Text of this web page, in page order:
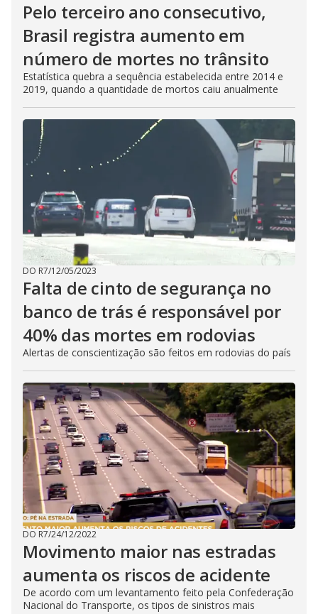
Pelo terceiro ano consecutivo,
Brasil registra aumento em
número de mortes no trânsito
Estatística quebra a sequência estabelecida entre 2014 e
2019, quando a quantidade de mortos caiu anualmente
DO R7/12/05/2023
Falta de cinto de segurança no
banco de trás é responsável por
40% das mortes em rodovias
Alertas de conscientização são feitos em rodovias do país
DO R7/24/12/2022
Movimento maior nas estradas
aumenta os riscos de acidente
De acordo com um levantamento feito pela Confederação
Nacional do Transporte, os tipos de sinistros mais